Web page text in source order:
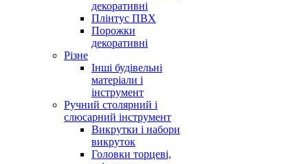
декоративні
Плінтус ПВХ
Порожки
декоративні
Різне
Інші будівельні
матеріали і
інструмент
Ручний столярний і
слюсарний інструмент
Викрутки і набори
викруток
Головки торцеві,